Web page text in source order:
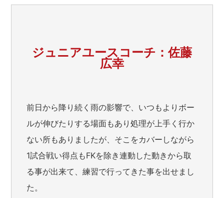
ジュニアユースコーチ：佐藤
広幸
前日から降り続く雨の影響で、いつもよりボー
ルが伸びたりする場面もあり処理が上手く行か
ない所もありましたが、そこをカバーしながら
1試合戦い得点もFKを除き連動した動きから取
る事が出来て、練習で行ってきた事を出せまし
た。